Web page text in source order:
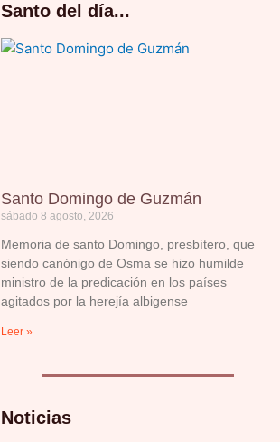
Santo del día...
Santo Domingo de Guzmán
sábado 8 agosto, 2026
Memoria de santo Domingo, presbítero, que
siendo canónigo de Osma se hizo humilde
ministro de la predicación en los países
agitados por la herejía albigense
Leer »
Noticias